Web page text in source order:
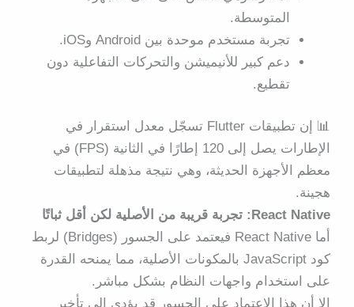
المتوسطة.
تجربة مستخدم موحدة بين Android وiOS.
دعم كبير للأنيميشن والتحركات التفاعلية دون
تقطيع.
📊
إن تطبيقات Flutter تسجّل معدل استقرار في
الإطارات يصل إلى 120 إطارًا في الثانية (FPS)
في
معظم الأجهزة الحديثة، وهي نتيجة مذهلة لتطبيقات
هجينة.
React Native: تجربة قريبة من الأصلية لكن أقل ثباتًا
أما React Native فيعتمد على الجسور (Bridges) لربط
كود JavaScript بالمكونات الأصلية، مما يمنحه القدرة
على استخدام واجهات النظام بشكل مباشر.
إلا أن هذا الاعتماد على الجسور قد يؤدي إلى تأخير